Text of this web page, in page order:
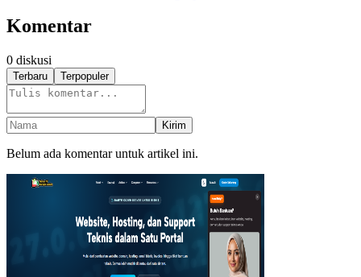
Komentar
0 diskusi
Terbaru Terpopuler
Kirim
Belum ada komentar untuk artikel ini.